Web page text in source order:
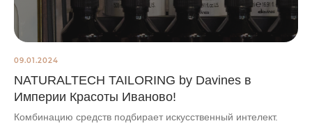
09.01.2024
NATURALTECH TAILORING by Davines в
Империи Красоты Иваново!
Комбинацию средств подбирает искусственный интелект.